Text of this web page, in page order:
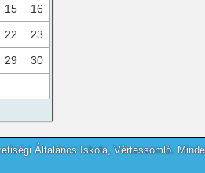
15 16
22 23
29 30
Általános Iskola, Vértessomló.